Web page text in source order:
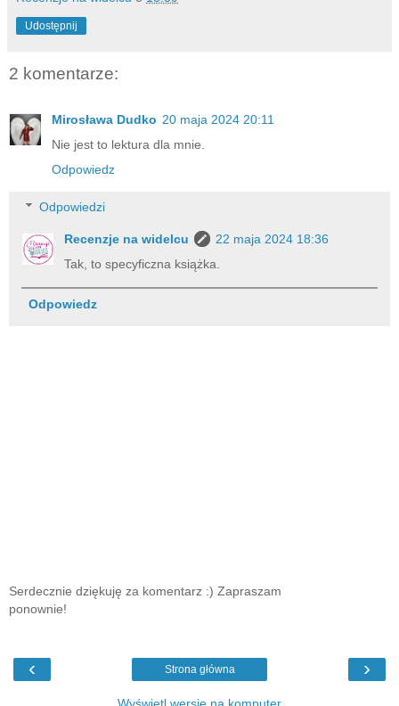
Udostępnij
2 komentarze:
Mirosława Dudko 20 maja 2024 20:11
Nie jest to lektura dla mnie.
Odpowiedz
Odpowiedzi
Recenzje na widelcu
22 maja 2024 18:36
Tak, to specyficzna książka.
Odpowiedz
Serdecznie dziękuję za komentarz :) Zapraszam
ponownie!
‹ ›
Strona główna
Wyświetl wersję na komputer